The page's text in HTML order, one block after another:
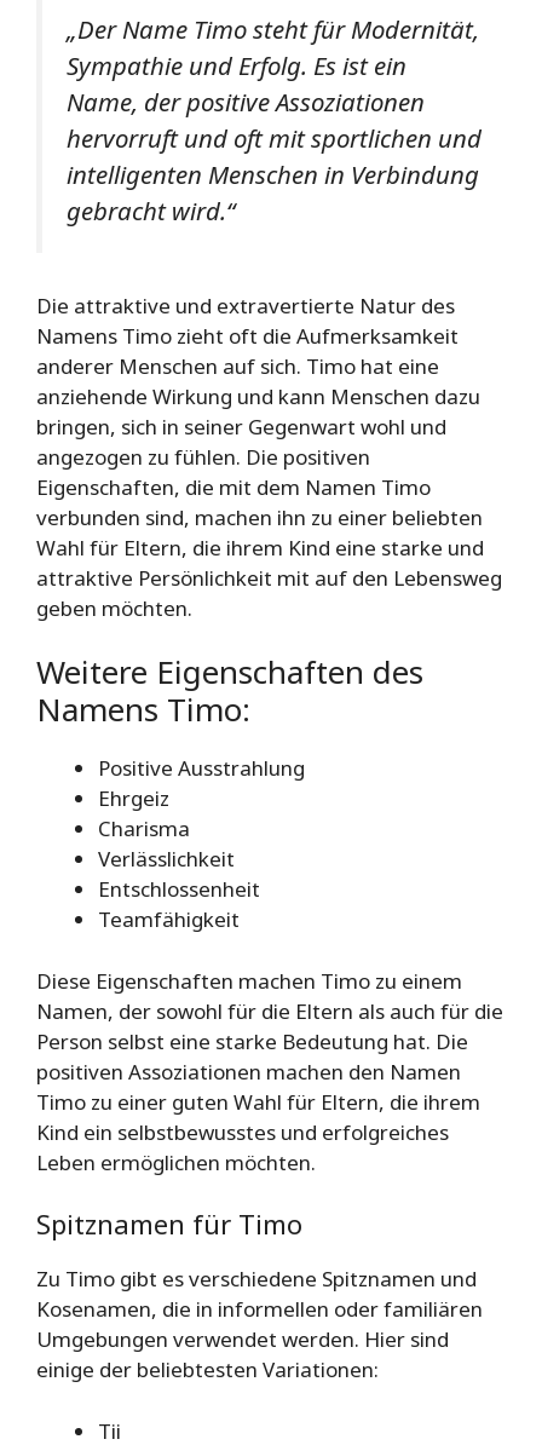
„Der Name Timo steht für Modernität,
Sympathie und Erfolg. Es ist ein
Name, der positive Assoziationen
hervorruft und oft mit sportlichen und
intelligenten Menschen in Verbindung
gebracht wird.“
Die attraktive und extravertierte Natur des
Namens Timo zieht oft die Aufmerksamkeit
anderer Menschen auf sich. Timo hat eine
anziehende Wirkung und kann Menschen dazu
bringen, sich in seiner Gegenwart wohl und
angezogen zu fühlen. Die positiven
Eigenschaften, die mit dem Namen Timo
verbunden sind, machen ihn zu einer beliebten
Wahl für Eltern, die ihrem Kind eine starke und
attraktive Persönlichkeit mit auf den Lebensweg
geben möchten.
Weitere Eigenschaften des
Namens Timo:
Positive Ausstrahlung
Ehrgeiz
Charisma
Verlässlichkeit
Entschlossenheit
Teamfähigkeit
Diese Eigenschaften machen Timo zu einem
Namen, der sowohl für die Eltern als auch für die
Person selbst eine starke Bedeutung hat. Die
positiven Assoziationen machen den Namen
Timo zu einer guten Wahl für Eltern, die ihrem
Kind ein selbstbewusstes und erfolgreiches
Leben ermöglichen möchten.
Spitznamen für Timo
Zu Timo gibt es verschiedene Spitznamen und
Kosenamen, die in informellen oder familiären
Umgebungen verwendet werden. Hier sind
einige der beliebtesten Variationen:
Tii